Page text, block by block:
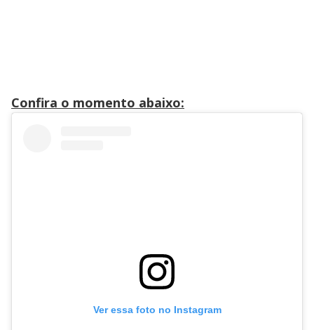
Confira o momento abaixo:
Ver essa foto no Instagram